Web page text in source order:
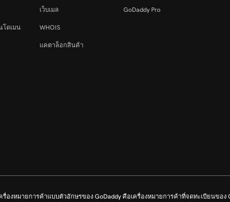
โดเมน
เว็บเมล
WHOIS
แคตาล็อกสินค้า
GoDaddy Pro
องหมายการค้าแบบตัวอักษรของ GoDaddy คือเครื่องหมายการค้าที่จดทะเบียนของ